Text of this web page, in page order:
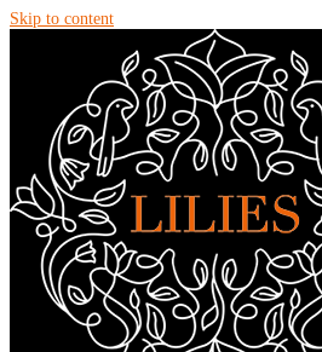
Skip to content